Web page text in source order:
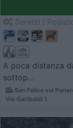
A poca distanza
sottop...
San Felice sul
Via Garibaldi 1